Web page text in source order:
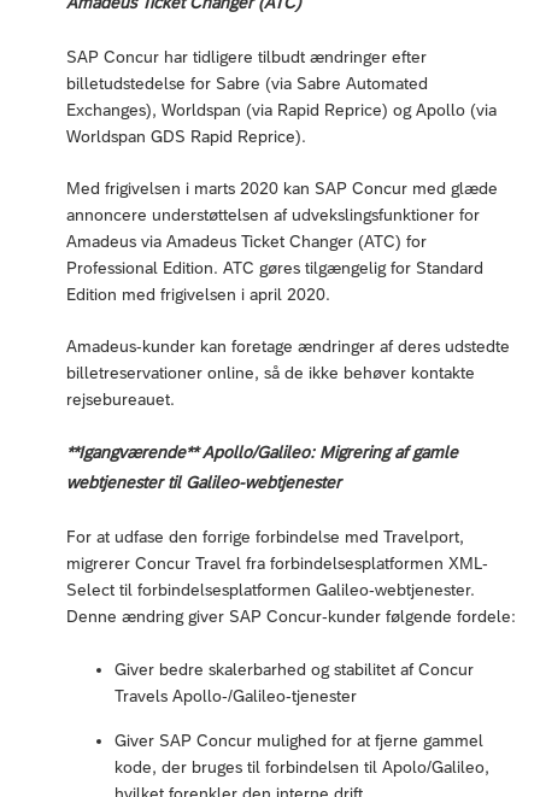
SAP Concur har tidligere tilbudt ændringer efter
billetudstedelse for Sabre (via Sabre Automated
Exchanges), Worldspan (via Rapid Reprice) og Apollo (via
Worldspan GDS Rapid Reprice).
Med frigivelsen i marts 2020 kan SAP Concur med glæde
annoncere understøttelsen af udvekslingsfunktioner for
Amadeus via Amadeus Ticket Changer (ATC) for
Professional Edition. ATC gøres tilgængelig for Standard
Edition med frigivelsen i april 2020.
Amadeus-kunder kan foretage ændringer af deres udstedte
billetreservationer online, så de ikke behøver kontakte
rejsebureauet.
**Igangværende** Apollo/Galileo: Migrering af gamle
webtjenester til Galileo-webtjenester
For at udfase den forrige forbindelse med Travelport,
migrerer Concur Travel fra forbindelsesplatformen XML-
Select til forbindelsesplatformen Galileo-webtjenester.
Denne ændring giver SAP Concur-kunder følgende fordele:
Giver bedre skalerbarhed og stabilitet af Concur
Travels Apollo-/Galileo-tjenester
Giver SAP Concur mulighed for at fjerne gammel
kode, der bruges til forbindelsen til Apolo/Galileo,
hvilket forenkler den interne drift